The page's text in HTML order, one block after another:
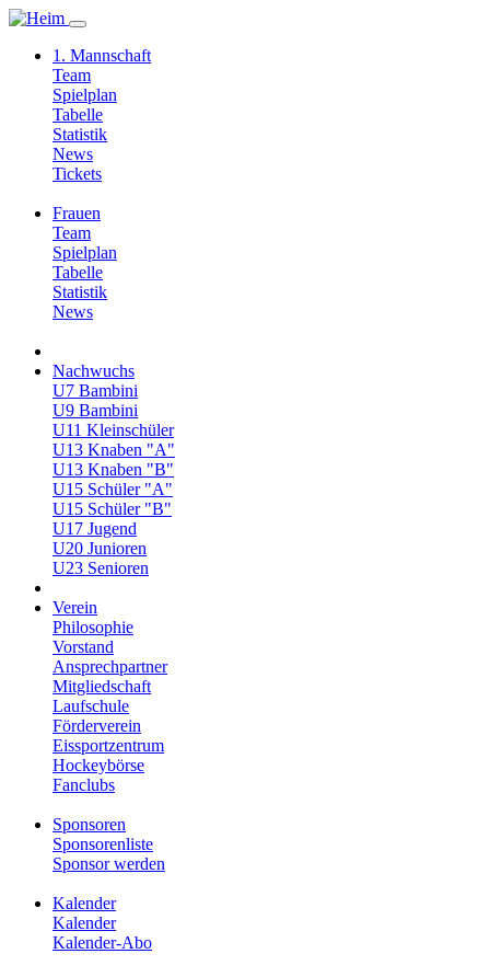
1. Mannschaft
Team
Spielplan
Tabelle
Statistik
News
Tickets
Frauen
Team
Spielplan
Tabelle
Statistik
News
Nachwuchs
U7 Bambini
U9 Bambini
U11 Kleinschüler
U13 Knaben "A"
U13 Knaben "B"
U15 Schüler "A"
U15 Schüler "B"
U17 Jugend
U20 Junioren
U23 Senioren
Verein
Philosophie
Vorstand
Ansprechpartner
Mitgliedschaft
Laufschule
Förderverein
Eissportzentrum
Hockeybörse
Fanclubs
Sponsoren
Sponsorenliste
Sponsor werden
Kalender
Kalender
Kalender-Abo